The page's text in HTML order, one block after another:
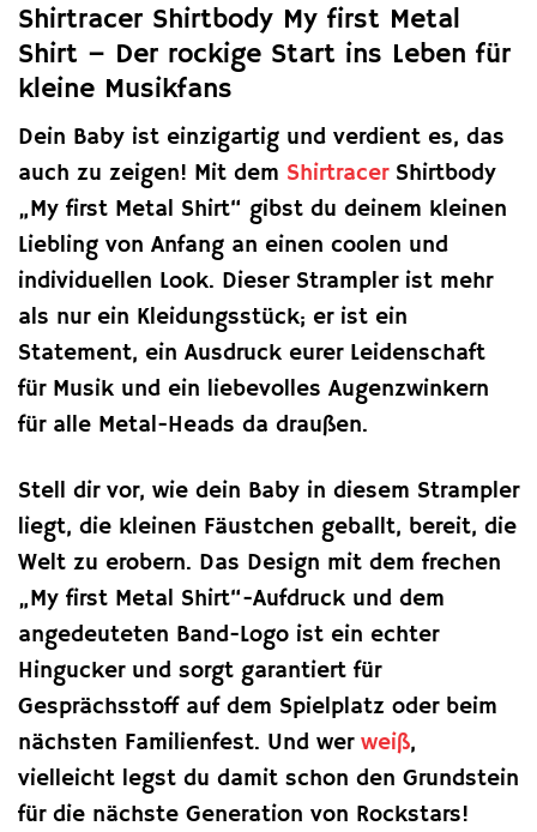
Shirtracer Shirtbody My first Metal
Shirt – Der rockige Start ins Leben für
kleine Musikfans
Dein Baby ist einzigartig und verdient es, das
auch zu zeigen! Mit dem ShirtracerShirtbody
„My first Metal Shirt“ gibst du deinem kleinen
Liebling von Anfang an einen coolen und
individuellen Look. Dieser Strampler ist mehr
als nur ein Kleidungsstück; er ist ein
Statement, ein Ausdruck eurer Leidenschaft
für Musik und ein liebevolles Augenzwinkern
für alle Metal-Heads da draußen.
Stell dir vor, wie dein Baby in diesem Strampler
liegt, die kleinen Fäustchen geballt, bereit, die
Welt zu erobern. Das Design mit dem frechen
„My first Metal Shirt“-Aufdruck und dem
angedeuteten Band-Logo ist ein echter
Hingucker und sorgt garantiert für
Gesprächsstoff auf dem Spielplatz oder beim
nächsten Familienfest. Und wer weiß,
vielleicht legst du damit schon den Grundstein
für die nächste Generation von Rockstars!